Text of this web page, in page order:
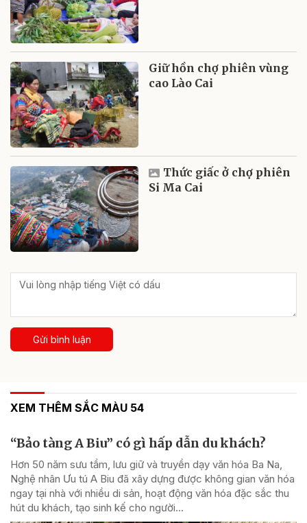
Giữ hồn chợ phiên vùng
cao Lào Cai
Thức giấc ở chợ phiên
Si Ma Cai
Gửi bình luận
XEM THÊM SẮC MÀU 54
“Bảo tàng A Biu” có gì hấp dẫn du khách?
Hơn 50 năm sưu tầm, lưu giữ và truyền dạy văn hóa Ba Na,
Nghệ nhân Ưu tú A Biu đã xây dựng được không gian văn hóa
ngay tại nhà với nhiều di sản, hoạt động văn hóa đặc sắc thu
hút du khách, tạo sinh kế cho người...